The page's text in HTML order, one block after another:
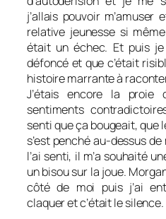
j’allais pouvoir
relative jeunesse si
était un échec. Et puis
défoncé et que c’était
histoire marrante à
J’étais encore la proie
sentiments
senti que ça bougeait, que
s’est penché au-dessus
l’ai senti, il m’a souhaité
un bisou sur la joue.
côté de moi puis j’ai
claquer et c’était le silence.